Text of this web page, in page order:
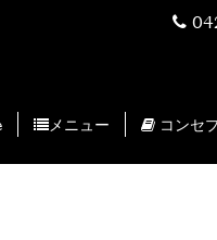
メニュー コンセ